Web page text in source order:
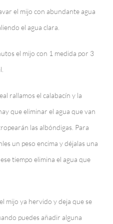
el mijo con abundante agua
el agua clara.
el mijo con 1 medida por 3
rallamos el calabacín y la
que eliminar el agua que van
las albóndigas. Para
un peso encima y déjalas una
tiempo elimina el agua que
mijo ya hervido y deja que se
puedes añadir alguna